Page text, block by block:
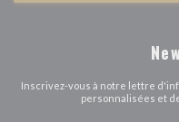
Inscrivez-vous à notre lettre
personnalisées et